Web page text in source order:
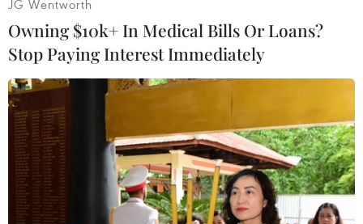
#Thiết bị báo động #New Zealand
#USGS
#Động đất
#Thành phố Christchurch
#Tâm chấn
New Zealand
JG Wentworth
Owning $10k+ In Medical Bills Or Loans?
Stop Paying Interest Immediately